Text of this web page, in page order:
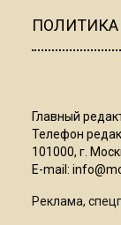
ПОЛИТИКА
Главный
Телефон
101000, г.
E-mail:
Реклама,